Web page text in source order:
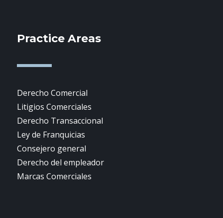
Practice Areas
Derecho Comercial
Litigios Comerciales
Derecho Transaccional
Ley de Franquicias
Consejero general
Derecho del empleador
Marcas Comerciales